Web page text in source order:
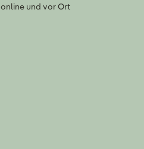
online und vor Ort